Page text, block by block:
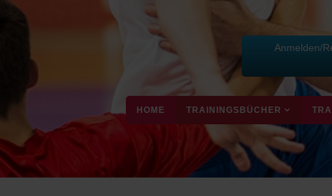
Anmelden/
HOME TRAININGSBÜCHER